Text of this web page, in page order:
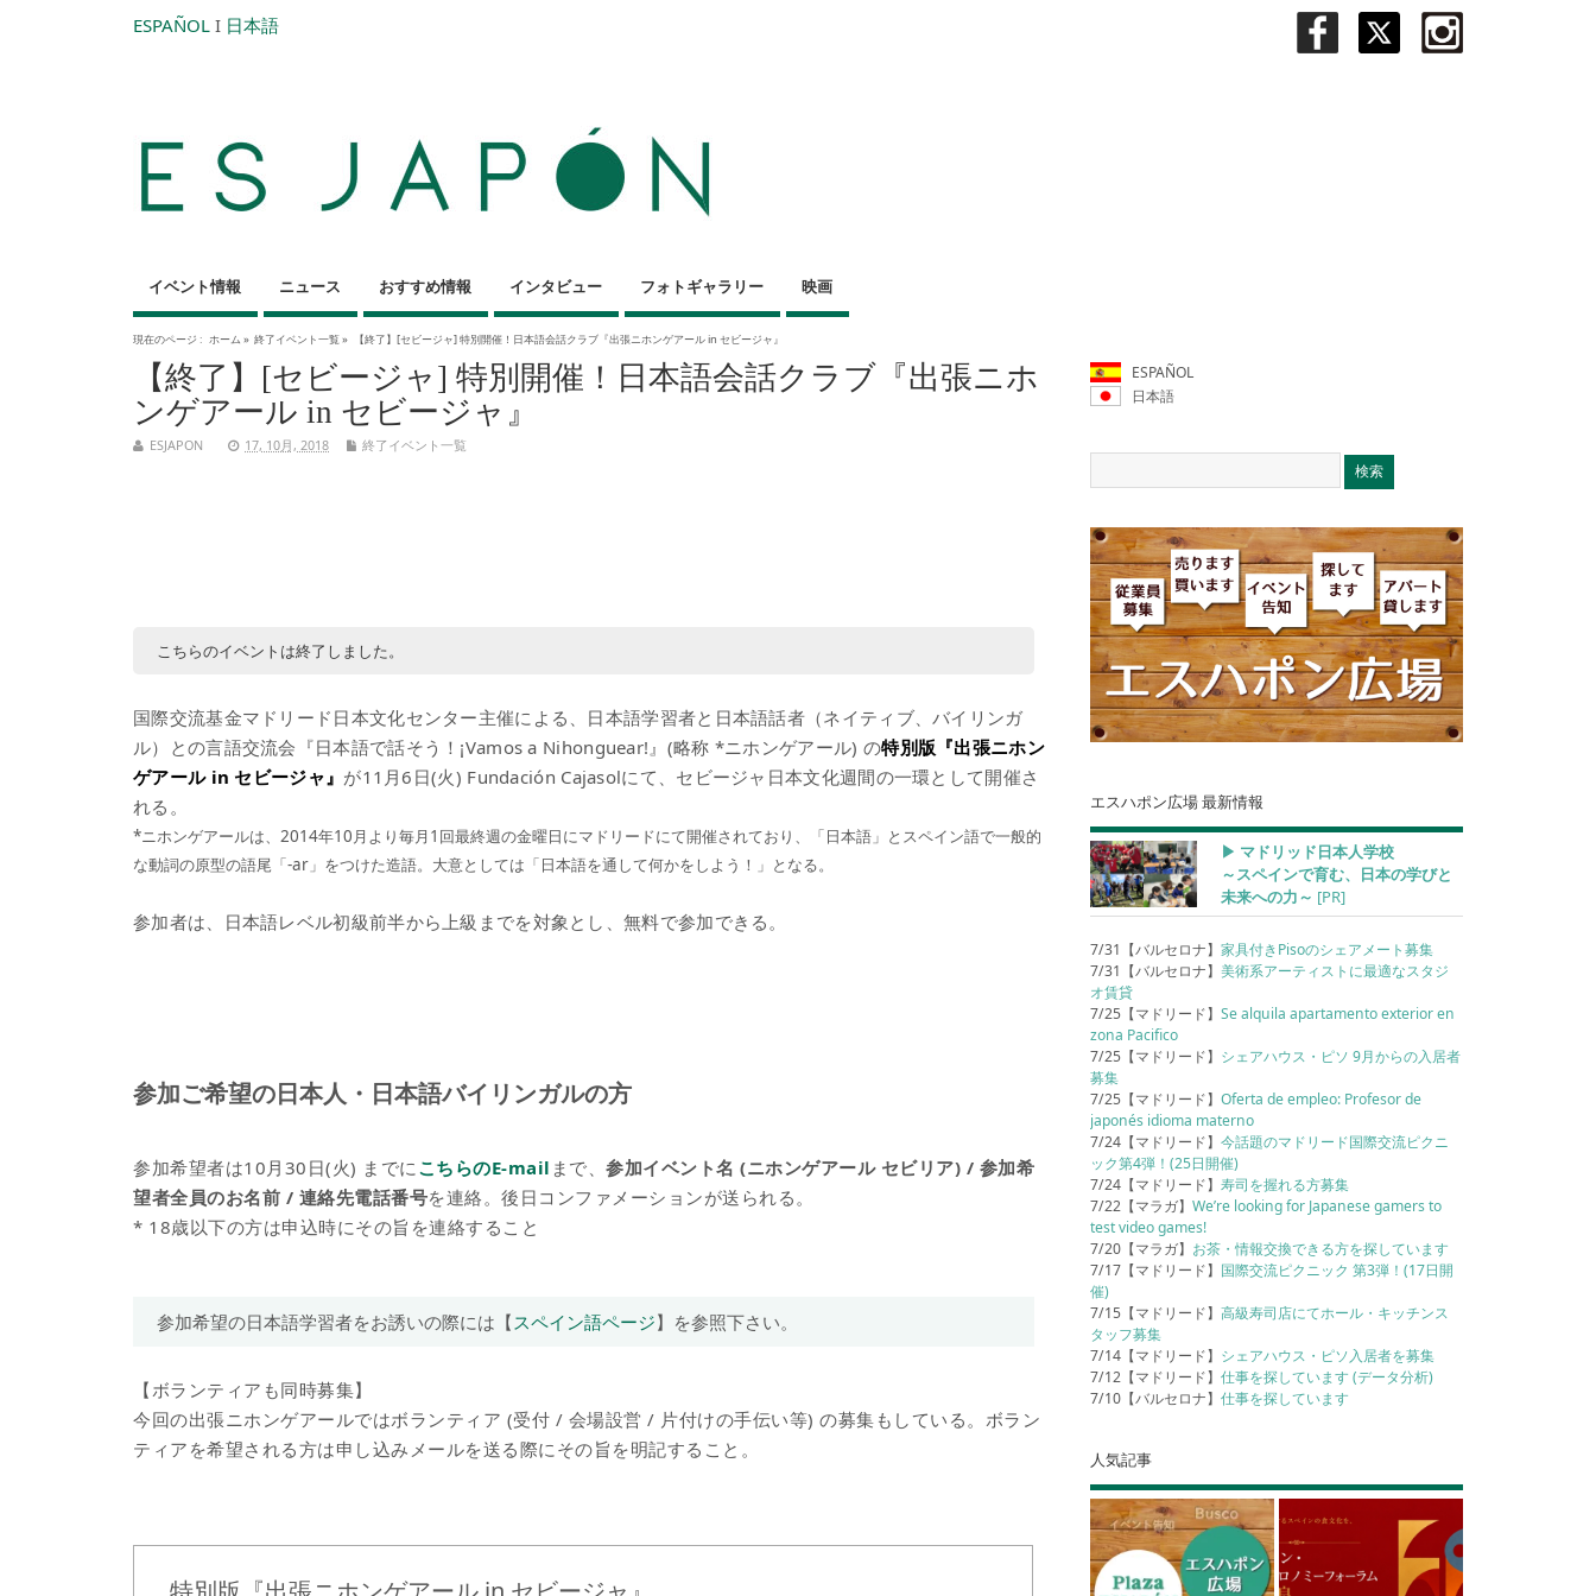
ESPAÑOL I 日本語
イベント情報 ニュース おすすめ情報 インタビュー フォトギャラリー 映画
現在のページ : ホーム » 終了イベント一覧» 【終了】[セビージャ] 特別開催！日本語会話クラブ『出張ニホンゲアール in セビージャ』
【終了】[セビージャ] 特別開催！日本語会話クラブ『出張ニホ
ンゲアール in セビージャ』
ESJAPON 17, 10月, 2018 終了イベント一覧
こちらのイベントは終了しました。
国際交流基金マドリード日本文化センター主催による、日本語学習者と日本語話者（ネイティブ、バイリンガ
ル）との言語交流会『日本語で話そう！¡Vamos a Nihonguear!』(略称 *ニホンゲアール) の特別版『出張ニホン
ゲアール in セビージャ』 が11月6日(火) Fundación Cajasolにて、セビージャ日本文化週間の一環として開催さ
れる。
*ニホンゲアールは、2014年10月より毎月1回最終週の金曜日にマドリードにて開催されており、「日本語」とスペイン語で一般的
な動詞の原型の語尾「-ar」をつけた造語。大意としては「日本語を通して何かをしよう！」となる。
参加者は、日本語レベル初級前半から上級までを対象とし、無料で参加できる。
参加ご希望の日本人・日本語バイリンガルの方
参加希望者は10月30日(火) までにこちらのE-mail まで、 参加イベント名 (ニホンゲアール セビリア) / 参加希
望者全員のお名前 / 連絡先電話番号を連絡。後日コンファメーションが送られる。
* 18歳以下の方は申込時にその旨を連絡すること
参加希望の日本語学習者をお誘いの際には【スペイン語ページ】を参照下さい。
【ボランティアも同時募集】
今回の出張ニホンゲアールではボランティア (受付 / 会場設営 / 片付けの手伝い等) の募集もしている。ボラン
ティアを希望される方は申し込みメールを送る際にその旨を明記すること。
ESPAÑOL
日本語
エスハポン広場 最新情報
▶︎ マドリッド日本人学校
～スペインで育む、日本の学びと
未来への力～ [PR]
7/31【バルセロナ】家具付きPisoのシェアメート募集
7/31【バルセロナ】美術系アーティストに最適なスタジ
オ賃貸
7/25【マドリード】Se alquila apartamento exterior en
zona Pacifico
7/25【マドリード】 シェアハウス・ピソ 9月からの入居者
募集
7/25【マドリード】Oferta de empleo: Profesor de
japonés idioma materno
7/24【マドリード】今話題のマドリード国際交流ピクニ
ック第4弾！(25日開催)
7/24【マドリード】寿司を握れる方募集
7/22【マラガ】We’re looking for Japanese gamers to
test video games!
7/20【マラガ】 お茶・情報交換できる方を探しています
7/17【マドリード】 国際交流ピクニック 第3弾！(17日開
催)
7/15【マドリード】高級寿司店にてホール・キッチンス
タッフ募集
7/14【マドリード】 シェアハウス・ピソ入居者を募集
7/12【マドリード】仕事を探しています (データ分析)
7/10【バルセロナ】仕事を探しています
人気記事